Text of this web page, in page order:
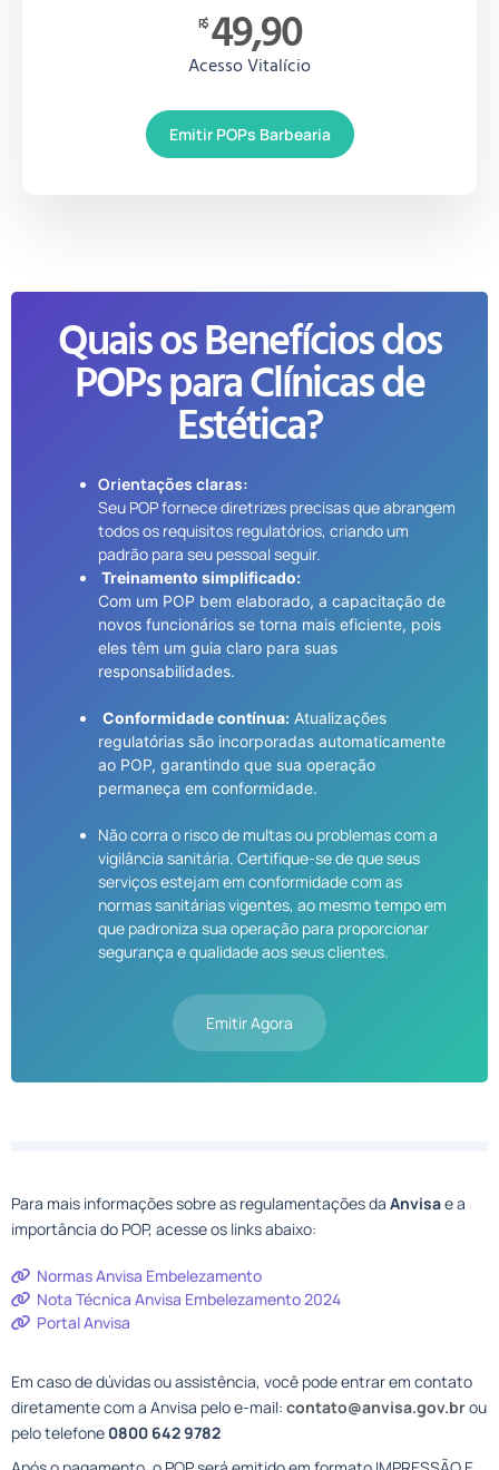
R$ 49,90
Acesso Vitalício
Emitir POPs Barbearia
Quais os Benefícios dos
POPs para Clínicas de
Estética?
Orientações claras:
Seu POP fornece diretrizes precisas que abrangem
todos os requisitos regulatórios, criando um
padrão para seu pessoal seguir.
Treinamento simplificado:
Com um POP bem elaborado, a capacitação de
novos funcionários se torna mais eficiente, pois
eles têm um guia claro para suas
responsabilidades.
Conformidade contínua: Atualizações
regulatórias são incorporadas automaticamente
ao POP, garantindo que sua operação
permaneça em conformidade.
Não corra o risco de multas ou problemas com a
vigilância sanitária. Certifique-se de que seus
serviços estejam em conformidade com as
normas sanitárias vigentes, ao mesmo tempo em
que padroniza sua operação para proporcionar
segurança e qualidade aos seus clientes.
Emitir Agora
Para mais informações sobre as regulamentações da Anvisae a
importância do POP, acesse os links abaixo:
Normas Anvisa Embelezamento
Nota Técnica Anvisa Embelezamento 2024
Portal Anvisa
Em caso de dúvidas ou assistência, você pode entrar em contato
diretamente com a Anvisa pelo e-mail: contato@anvisa.gov.brou
pelo telefone 0800 642 9782